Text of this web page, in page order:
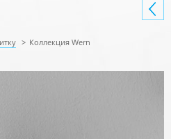
> Коллекция Wern